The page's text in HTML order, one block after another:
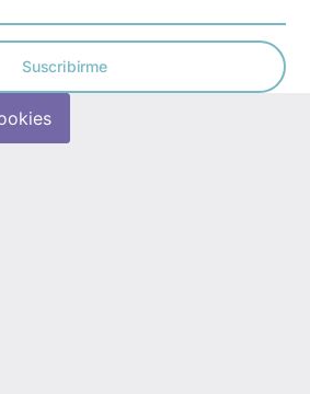
Suscribirme